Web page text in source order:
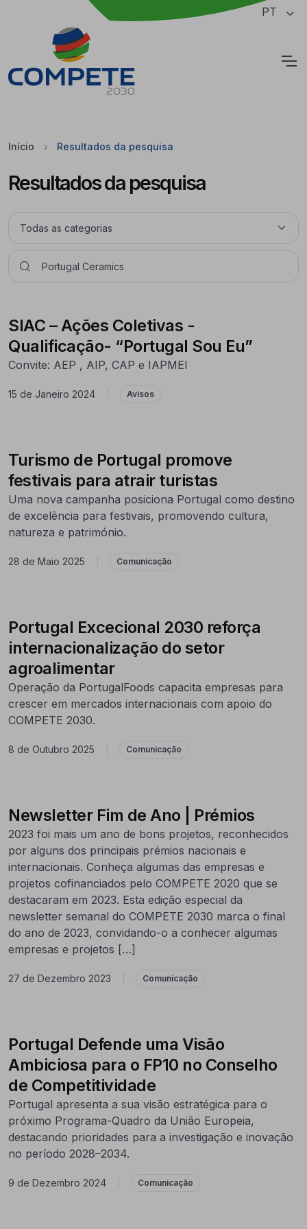
Saltar para o conteúdo principal da página PT
Início Resultados da pesquisa
Resultados da pesquisa
SIAC – Ações Coletivas -
Qualificação- “Portugal Sou Eu”
Convite: AEP , AIP, CAP e IAPMEI
15 de Janeiro 2024 Avisos
Turismo de Portugal promove
festivais para atrair turistas
Uma nova campanha posiciona Portugal como destino
de excelência para festivais, promovendo cultura,
natureza e património.
28 de Maio 2025 Comunicação
Portugal Excecional 2030 reforça
internacionalização do setor
agroalimentar
Operação da PortugalFoods capacita empresas para
crescer em mercados internacionais com apoio do
COMPETE 2030.
8 de Outubro 2025 Comunicação
Newsletter Fim de Ano | Prémios
2023 foi mais um ano de bons projetos, reconhecidos
por alguns dos principais prémios nacionais e
internacionais. Conheça algumas das empresas e
projetos cofinanciados pelo COMPETE 2020 que se
destacaram em 2023. Esta edição especial da
newsletter semanal do COMPETE 2030 marca o final
do ano de 2023, convidando-o a conhecer algumas
empresas e projetos […]
27 de Dezembro 2023 Comunicação
Portugal Defende uma Visão
Ambiciosa para o FP10 no Conselho
de Competitividade
Portugal apresenta a sua visão estratégica para o
próximo Programa-Quadro da União Europeia,
destacando prioridades para a investigação e inovação
no período 2028–2034.
9 de Dezembro 2024 Comunicação